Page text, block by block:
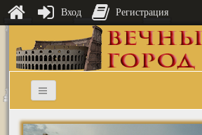
Вход Регистрация